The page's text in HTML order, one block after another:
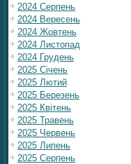
2024 Серпень
2024 Вересень
2024 Жовтень
2024 Листопад
2024 Грудень
2025 Січень
2025 Лютий
2025 Березень
2025 Квітень
2025 Травень
2025 Червень
2025 Липень
2025 Серпень